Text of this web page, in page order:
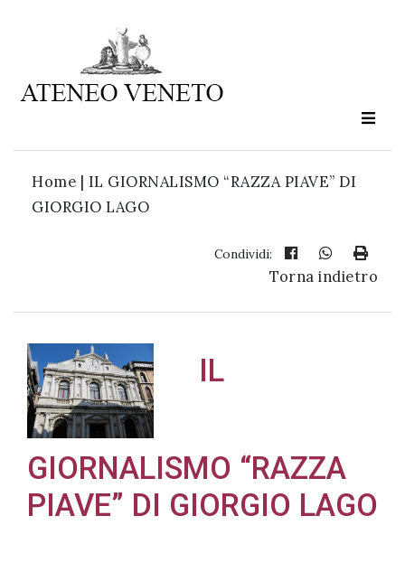
Home | IL GIORNALISMO “RAZZA PIAVE” DI
GIORGIO LAGO
Condividi:
Torna indietro
IL
GIORNALISMO “RAZZA
PIAVE” DI GIORGIO LAGO
Ateneo
è
cultura
Acconsento